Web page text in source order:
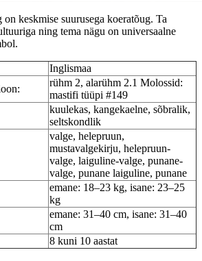
keskmise suurusega koeratõug. Ta
ning tema nägu on universaalne
Inglismaa
rühm 2, alarühm 2.1 Molossid:
mastifi tüüpi #149
kuulekas, kangekaelne, sõbralik,
seltskondlik
valge, helepruun,
mustavalgekirju, helepruun-
valge, laiguline-valge, punane-
valge, punane laiguline, punane
emane: 18–23 kg, isane: 23–25
kg
emane: 31–40 cm, isane: 31–40
cm
8 kuni 10 aastat